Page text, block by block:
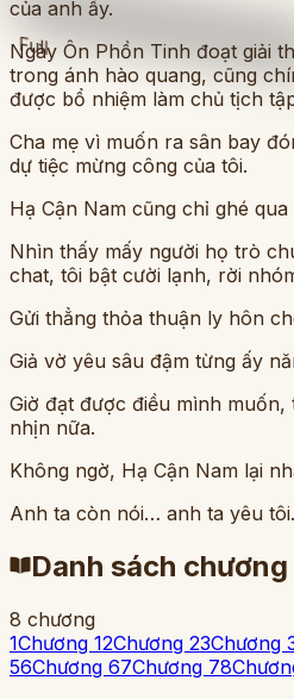
Full
của anh ấy.
Ngày Ôn Phồn Tinh đoạt giải
trong ánh hào quang, cũng
được bổ nhiệm làm chủ tịch
Cha mẹ vì muốn ra sân bay
dự tiệc mừng công của tôi.
Hạ Cận Nam cũng chỉ ghé
Nhìn thấy mấy người họ trò
chat, tôi bật cười lạnh, rời
Gửi thẳng thỏa thuận ly hôn
Giả vờ yêu sâu đậm từng ấy
Giờ đạt được điều mình
nhịn nữa.
Không ngờ, Hạ Cận Nam lại
Anh ta còn nói… anh ta yêu tôi.
Danh sách chương
8 chương
1Chương 12Chương 23Chương
56Chương 67Chương 78